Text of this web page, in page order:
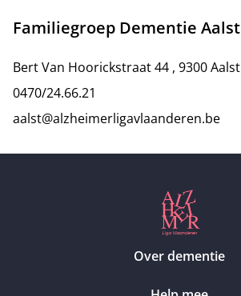
Familiegroep Dementie Aalst
Bert Van Hoorickstraat 44 , 9300 Aalst
0470/24.66.21
aalst@alzheimerligavlaanderen.be
Over dementie